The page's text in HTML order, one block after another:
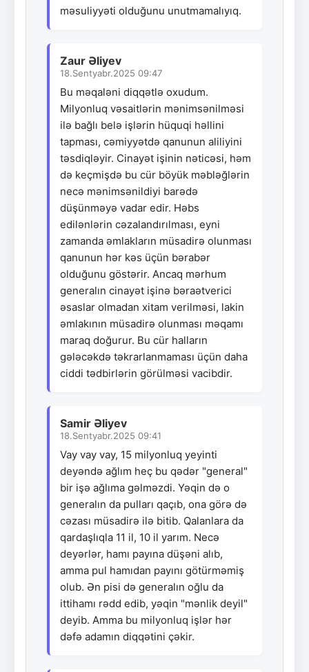
məsuliyyəti olduğunu unutmamalıyıq.
Zaur Əliyev
18.Sentyabr.2025 09:47
Bu məqaləni diqqətlə oxudum.
Milyonluq vəsaitlərin mənimsənilməsi
ilə bağlı belə işlərin hüquqi həllini
tapması, cəmiyyətdə qanunun aliliyini
təsdiqləyir. Cinayət işinin nəticəsi, həm
də keçmişdə bu cür böyük məbləğlərin
necə mənimsənildiyi barədə
düşünməyə vadar edir. Həbs
edilənlərin cəzalandırılması, eyni
zamanda əmlakların müsadirə olunması
qanunun hər kəs üçün bərabər
olduğunu göstərir. Ancaq mərhum
generalın cinayət işinə bəraətverici
əsaslar olmadan xitam verilməsi, lakin
əmlakının müsadirə olunması məqamı
maraq doğurur. Bu cür halların
gələcəkdə təkrarlanmaması üçün daha
ciddi tədbirlərin görülməsi vacibdir.
Samir Əliyev
18.Sentyabr.2025 09:41
Vay vay vay, 15 milyonluq yeyinti
deyəndə ağlım heç bu qədər "general"
bir işə ağlıma gəlməzdi. Yəqin də o
generalın da pulları qaçıb, ona görə də
cəzası müsadirə ilə bitib. Qalanlara da
qardaşlıqla 11 il, 10 il yarım. Necə
deyərlər, hamı payına düşəni alıb,
amma pul hamıdan payını götürməmiş
olub. Ən pisi də generalın oğlu da
ittihamı rədd edib, yəqin "mənlik deyil"
deyib. Amma bu milyonluq işlər hər
dəfə adamın diqqətini çəkir.